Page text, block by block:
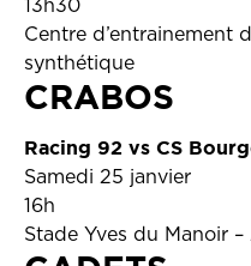
13h30
Centre d’entrainement
synthétique
CRABOS
Racing 92 vs CS
Samedi 25 janvier
16h
Stade Yves du Manoir –